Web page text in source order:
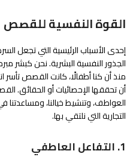
القوة النفسية للقصص
إحدى الأسباب الرئيسية التي تجعل
الجذور النفسية البشرية. نحن كبشر
منذ أن كنا أطفالًا، كانت القصص تأسر
أن تحققها الإحصائيات أو الحقائق.
العواطف، وتنشيط خيالنا، ومساعدتنا
التجارية التي نلتقي بها.
1. التفاعل العاطفي